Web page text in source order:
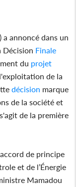
a annoncé dans un
Décision Finale
du projet
de la
décision marque
de la société et
de la première
de principe
et de l’Énergie
Mamadou